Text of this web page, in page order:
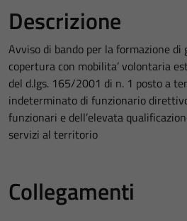
Descrizione
Avviso di bando per la formazione
copertura con mobilita’ volontaria
del d.lgs. 165/2001 di n. 1 posto a
indeterminato di funzionario
funzionari e dell’elevata
servizi al territorio
Collegamenti